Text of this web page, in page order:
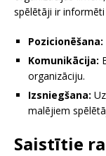
spēlētāji ir
Pozicionēšana:
Komunikācija:
organizāciju.
Izsniegšana:
malējiem
Saistītie